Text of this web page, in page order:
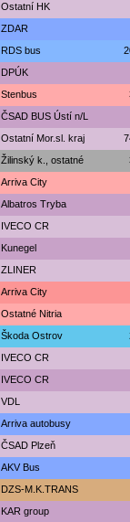
Ostatní HK
ZDAR
RDS bus
DPÚK
Stenbus
ČSAD BUS Ústí n/L
Ostatní Mor.sl. kraj
Žilinský k., ostatné
Arriva City
Albatros Tryba
IVECO CR
Kunegel
ZLINER
Arriva City
Ostatné Nitria
Škoda Ostrov
IVECO CR
IVECO CR
VDL
Arriva autobusy
ČSAD Plzeň
AKV Bus
DZS-M.K.TRANS
KAR group